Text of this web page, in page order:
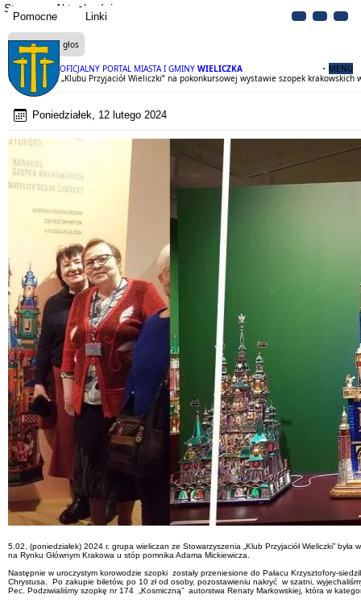
Pomocne Linki
OFICJALNY PORTAL MIASTA I GMINY WIELICZKA MENU
Strona Aktualności
Czytaj na głos
Wieliczanie z „Klubu Przyjaciół Wieliczki” na pokonkursowej wystawie szopek krakowskich
Poniedziałek, 12 lutego 2024
5.02. (poniedziałek) 2024 r. grupa wieliczan ze Stowarzyszenia „Klub Przyjaciół Wieliczki”
na Rynku Głównym Krakowa u stóp pomnika Adama Mickiewicza.
Następnie w uroczystym korowodzie szopki zostały przeniesione do Pałacu Krzysztofory-
Chrystusa. Po zakupie biletów, po 10 zł od osoby, pozostawieniu nakryć w szatni,
Pec. Podziwialiśmy szopkę nr 174 „Kosmiczną” autorstwa Renaty Markowskiej, która w